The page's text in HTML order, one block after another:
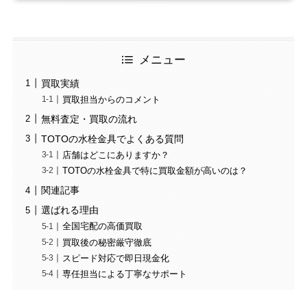
メニュー
買取実績
買取担当からのコメント
無料査定・買取の流れ
TOTOの水栓金具でよくある質問
店舗はどこにありますか？
TOTOの水栓金具で特に買取金額が高いのは？
関連記事
選ばれる理由
全国宅配の高価買取
買取後の秘密厳守徹底
スピード対応で即日現金化
専任担当による丁寧なサポート